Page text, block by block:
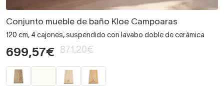
Conjunto mueble de baño Kloe Campoaras
120 cm, 4 cajones, suspendido con lavabo doble de cerámica
699,57€ 871,20€